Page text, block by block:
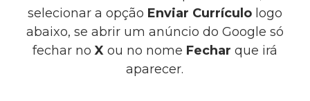
selecionar a opção Enviar Currículologo
abaixo, se abrir um anúncio do Google só
fechar noX ou no nome Fechar que irá
aparecer.